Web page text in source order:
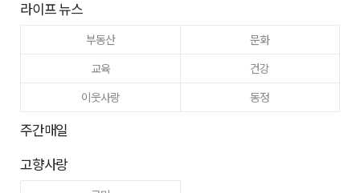
라이프 뉴스
부동산
문화
교육
건강
이웃사랑
동정
주간매일
고향사랑